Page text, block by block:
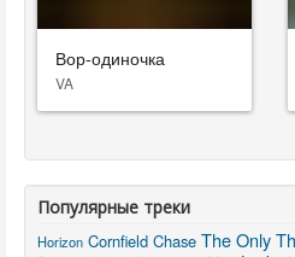
Вор-одиночка
VA
Популярные треки
Horizon Cornfield Chase The Only